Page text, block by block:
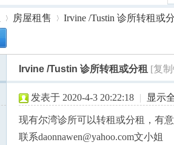
房屋租售
›
Irvine /Tustin 诊所转租或
Irvine /Tustin 诊所转租或分租 [复
发表于 2020-4-3 20:22:18 | 显示
现有尔湾诊所可以转租或分租，有
联系daonnawen@yahoo.com文小姐